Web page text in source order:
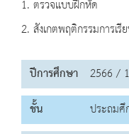
1. ตรวจแบบฝึกหัด
2. สังเกตพฤติกรรมการเรี
ปีการศึกษา 2566 / 1
ชั้น
ประถม